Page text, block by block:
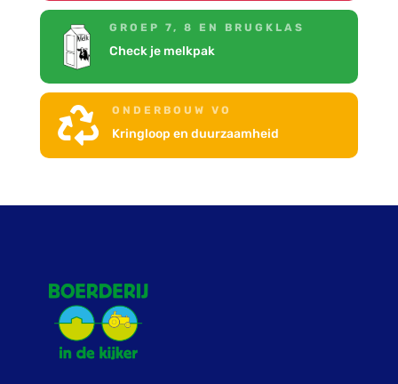
GROEP 7, 8 EN BRUGKLAS
Check je melkpak
 ONDERBOUW VO
Kringloop en duurzaamheid